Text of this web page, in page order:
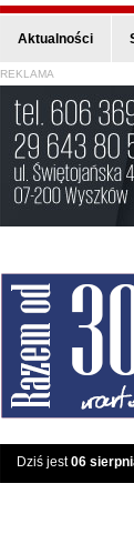
Aktualności
REKLAMA
Dziś jest06